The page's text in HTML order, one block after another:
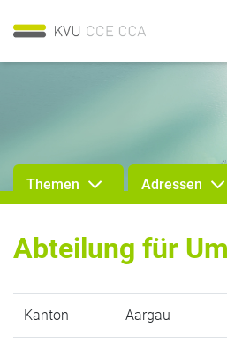
Themen Adressen
Abteilung für
Kanton Aargau